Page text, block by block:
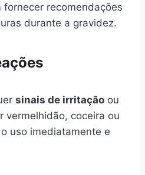
recomendações
durante a gravidez.
sinais de irritação ou
vermelhidão, coceira ou
uso imediatamente e